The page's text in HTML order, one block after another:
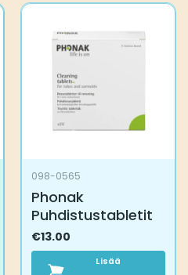
098-0565
Phonak
Puhdistustabletit
€13.00
Lisää